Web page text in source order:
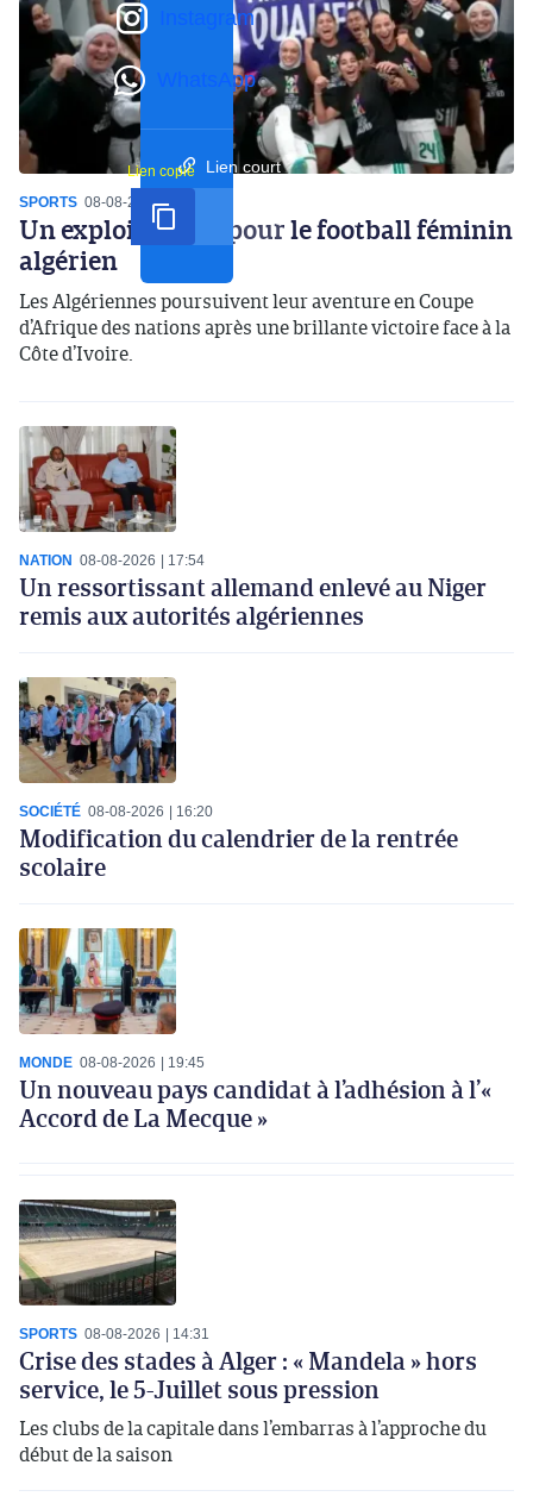
Instagram
WhatsApp
Lien court
Lien copié
SPORTS 08-08-2026
Un exploit inédit pour le football féminin
algérien
Les Algériennes poursuivent leur aventure en Coupe
d’Afrique des nations après une brillante victoire face à la
Côte d’Ivoire.
NATION 08-08-2026 17:54
Un ressortissant allemand enlevé au Niger
remis aux autorités algériennes
SOCIÉTÉ 08-08-2026 16:20
Modification du calendrier de la rentrée
scolaire
MONDE 08-08-2026 19:45
Un nouveau pays candidat à l’adhésion à l’«
Accord de La Mecque »
SPORTS 08-08-2026 14:31
Crise des stades à Alger : « Mandela » hors
service, le 5-Juillet sous pression
Les clubs de la capitale dans l’embarras à l’approche du
début de la saison